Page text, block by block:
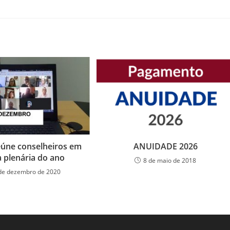
conselheiros em
plenária do ano
dezembro de 2020
ANUIDADE 2026
8 de maio de 2018